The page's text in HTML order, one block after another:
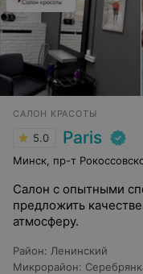
САЛОН КРАСОТЫ
5.0 Paris
Минск, пр-т
Салон с опытными
предложить
атмосферу.
Район: Ленинский
Микрорайон: